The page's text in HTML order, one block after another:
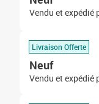
Vendu et expédié
Livraison Offerte
Neuf
Vendu et expédié